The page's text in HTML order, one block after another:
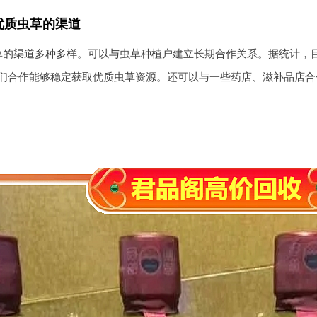
虫草的渠道
渠道多种多样。可以与虫草种植户建立长期合作关系。据统计
合作能够稳定获取优质虫草资源。还可以与一些药店、滋补品店